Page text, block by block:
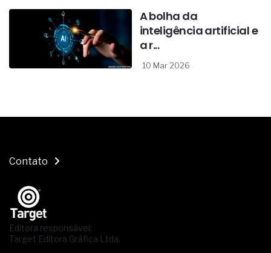
A bolha da
inteligência artificial e
a r...
10 Mar 2026
Contato
Editora responsável:
Target Editora Gráfica Ltda.